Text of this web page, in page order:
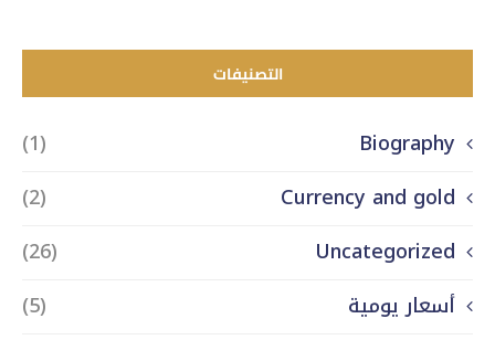
التصنيفات
Biography
(1)
Currency and gold
(2)
Uncategorized
(26)
أسعار يومية
(5)